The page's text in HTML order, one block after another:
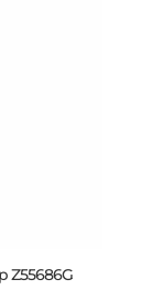
Z55686G